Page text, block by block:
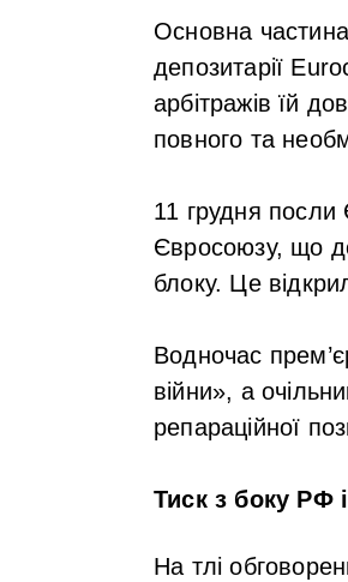
Основна
депозитарії
арбітражів їй
повного та
11 грудня
Євросоюзу, що
блоку. Це
Водночас
війни», а
репараційної
Тиск з боку РФ
На тлі